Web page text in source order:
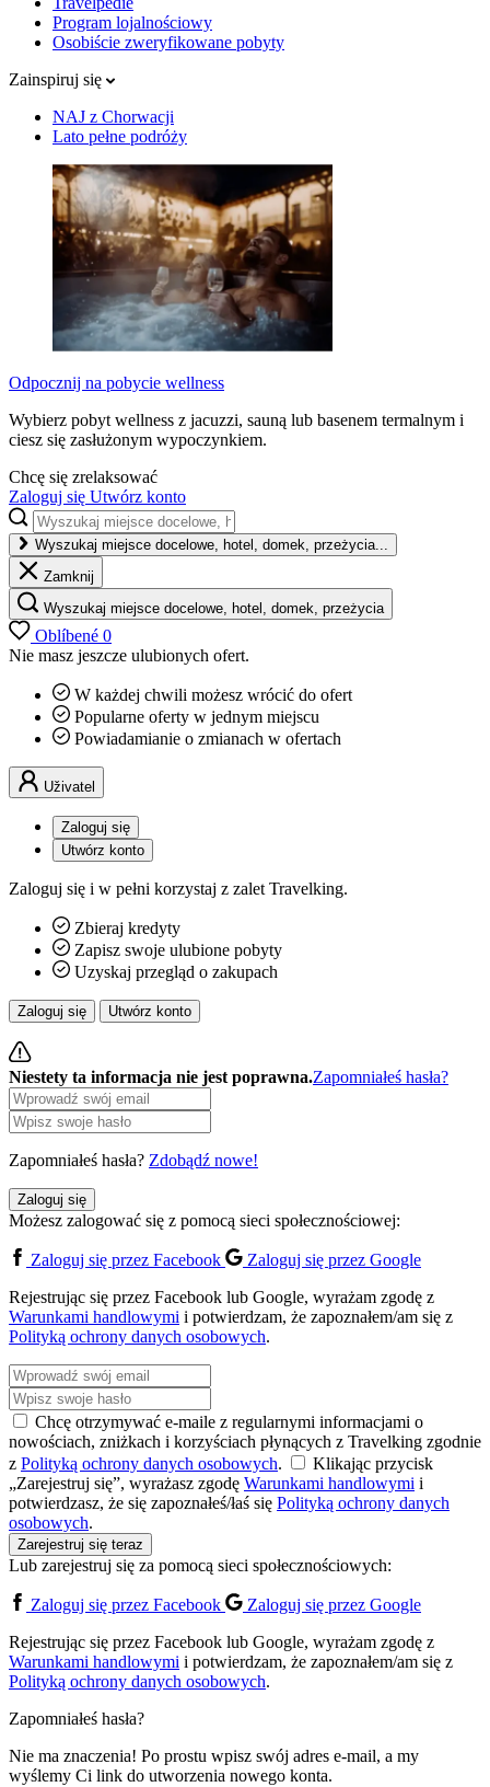
Program lojalnościowy
Osobiście zweryfikowane pobyty
Zainspiruj się
NAJ z Chorwacji
Lato pełne podróży
Odpocznij na pobycie wellness
Wybierz pobyt wellness z jacuzzi, sauną lub basenem termalnym i
ciesz się zasłużonym wypoczynkiem.
Chcę się zrelaksować
Zaloguj się Utwórz konto
Wyszukaj miejsce docelowe, hotel, domek, przeżycia...
Zamknij
Wyszukaj miejsce docelowe, hotel, domek, przeżycia
Oblíbené 0
Nie masz jeszcze ulubionych ofert.
W każdej chwili możesz wrócić do ofert
Popularne oferty w jednym miejscu
Powiadamianie o zmianach w ofertach
Uživatel
Zaloguj się
Utwórz konto
Zaloguj się i w pełni korzystaj z zalet Travelking.
Zbieraj kredyty
Zapisz swoje ulubione pobyty
Uzyskaj przegląd o zakupach
Zaloguj się Utwórz konto
Niestety ta informacja nie jest poprawna.Zapomniałeś hasła?
Zapomniałeś hasła? Zdobądź nowe!
Zaloguj się
Możesz zalogować się z pomocą sieci społecznościowej:
Zaloguj się przez Facebook
Zaloguj się przez Google
Rejestrując się przez Facebook lub Google, wyrażam zgodę z
Warunkami handlowymi i potwierdzam, że zapoznałem/am się z
Polityką ochrony danych osobowych.
Chcę otrzymywać e-maile z regularnymi informacjami o
nowościach, zniżkach i korzyściach płynących z Travelking zgodnie
z Polityką ochrony danych osobowych.
Klikając przycisk
„Zarejestruj się”, wyrażasz zgodę Warunkami handlowymi i
potwierdzasz, że się zapoznałeś/łaś się Polityką ochrony danych
osobowych.
Zarejestruj się teraz
Lub zarejestruj się za pomocą sieci społecznościowych:
Zaloguj się przez Facebook
Zaloguj się przez Google
Rejestrując się przez Facebook lub Google, wyrażam zgodę z
Warunkami handlowymi i potwierdzam, że zapoznałem/am się z
Polityką ochrony danych osobowych.
Zapomniałeś hasła?
Nie ma znaczenia! Po prostu wpisz swój adres e-mail, a my
wyślemy Ci link do utworzenia nowego konta.